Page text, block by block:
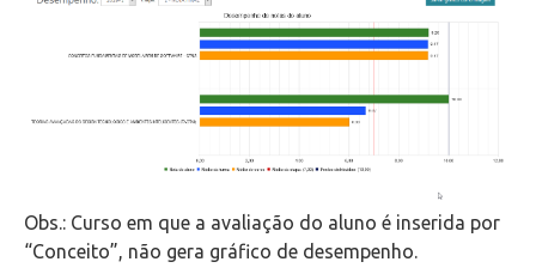
Obs.: Curso em que a avaliação do aluno é inserida por
“Conceito”, não gera gráfico de desempenho.